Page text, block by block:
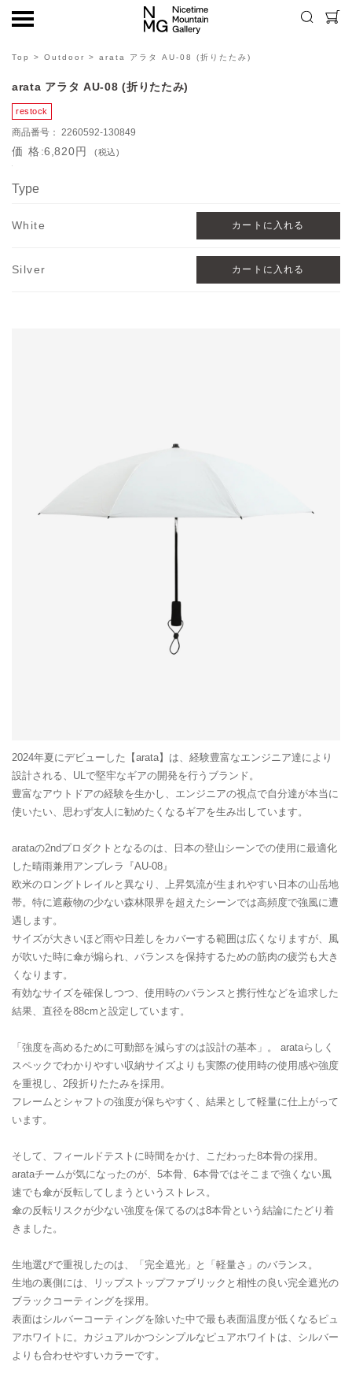
Top > Outdoor > arata アラタ AU-08 (折りたたみ)
arata アラタ AU-08 (折りたたみ)
2260592-130849
価格6,820円 (税込)
Type
White
Silver
2024年夏にデビューした【arata】は、経験豊富なエンジニア達により
設計される、ULで堅牢なギアの開発を行うブランド。
豊富なアウトドアの経験を生かし、エンジニアの視点で自分達が本当に
使いたい、思わず友人に勧めたくなるギアを生み出しています。
arataの2ndプロダクトとなるのは、日本の登山シーンでの使用に最適化
した晴雨兼用アンブレラ『AU-08』
欧米のロングトレイルと異なり、上昇気流が生まれやすい日本の山岳地
帯。特に遮蔽物の少ない森林限界を超えたシーンでは高頻度で強風に遭
遇します。
サイズが大きいほど雨や日差しをカバーする範囲は広くなりますが、風
が吹いた時に傘が煽られ、バランスを保持するための筋肉の疲労も大き
くなります。
有効なサイズを確保しつつ、使用時のバランスと携行性などを追求した
結果、直径を88cmと設定しています。
「強度を高めるために可動部を減らすのは設計の基本」。 arataらしく
スペックでわかりやすい収納サイズよりも実際の使用時の使用感や強度
を重視し、2段折りたたみを採用。
フレームとシャフトの強度が保ちやすく、結果として軽量に仕上がって
います。
そして、フィールドテストに時間をかけ、こだわった8本骨の採用。
arataチームが気になったのが、5本骨、6本骨ではそこまで強くない風
速でも傘が反転してしまうというストレス。
傘の反転リスクが少ない強度を保てるのは8本骨という結論にたどり着
きました。
生地選びで重視したのは、「完全遮光」と「軽量さ」のバランス。
生地の裏側には、リップストップファブリックと相性の良い完全遮光の
ブラックコーティングを採用。
表面はシルバーコーティングを除いた中で最も表面温度が低くなるピュ
アホワイトに。カジュアルかつシンプルなピュアホワイトは、シルバー
よりも合わせやすいカラーです。